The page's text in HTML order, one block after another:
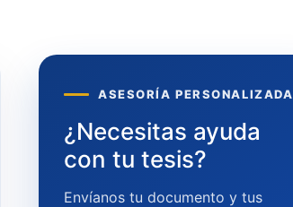
ASESORÍA PERSONALIZADA
¿Necesitas ayuda
con tu tesis?
Envíanos tu documento y tus